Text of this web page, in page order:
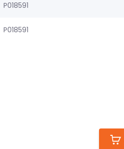
P018591
P018591